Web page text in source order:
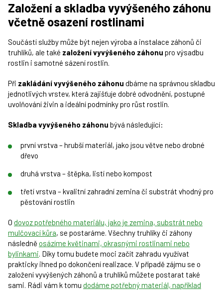
Založení a skladba vyvýšeného záhonu
včetně osazení rostlinami
Součástí služby může být nejen výroba a instalace záhonů či
truhlíků, ale také založení vyvýšeného záhonu pro výsadbu
rostlin i samotné sázení rostlin.
Při zakládání vyvýšeného záhonu dbáme na správnou skladbu
jednotlivých vrstev, která zajišťuje dobré odvodnění, postupné
uvolňování živin a ideální podmínky pro růst rostlin.
Skladba vyvýšeného záhonu bývá následující:
první vrstva – hrubší materiál, jako jsou větve nebo drobné
dřevo
druhá vrstva – štěpka, listí nebo kompost
třetí vrstva – kvalitní zahradní zemina či substrát vhodný pro
pěstování rostlin
O dovoz potřebného materiálu, jako je zemina, substrát nebo
mulčovací kůra, se postaráme. Všechny truhlíky či záhony
následně osázíme květinami, okrasnými rostlinami nebo
bylinkami. Díky tomu budete moci začít zahradu využívat
prakticky ihned po dokončení realizace. V případě zájmu se o
založení vyvýšených záhonů a truhlíků můžete postarat také
sami. Rádi vám k tomu dodáme potřebný materiál, například